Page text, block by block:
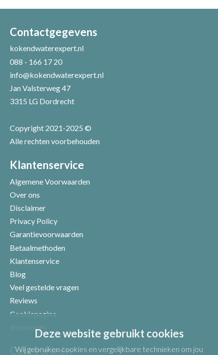
Uw naam *
Uw recensie *
Uw beoordeling
Contactgegevens
kokendwaterexpert.nl
088 - 166 17 20
info@kokendwaterexpert.nl
Jan Valsterweg 47
3315 LG Dordrecht
Copyright 2021-2025 ©
Alle rechten voorbehouden
Klantenservice
Algemene Voorwaarden
Over ons
Disclaimer
Privacy Policy
Garantievoorwaarden
Betaalmethoden
Klantenservice
Blog
Veel gestelde vragen
Reviews
Cookiepagina
Categorieën
Deze website gebruikt cookies
Wij gebruiken cookies en vergelijkbare technieken om jou